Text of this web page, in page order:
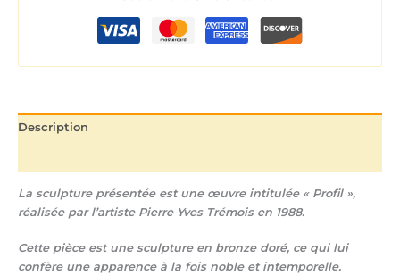
Description
La sculpture présentée est une œuvre intitulée « Profil »,
réalisée par l’artiste Pierre Yves Trémois en 1988.
Cette pièce est une sculpture en bronze doré, ce qui lui
confère une apparence à la fois noble et intemporelle.